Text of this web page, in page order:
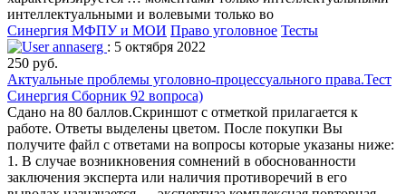
интеллектуальными и волевыми только во
Синергия МФПУ и МОИ Право уголовное Тесты
annaserg : 5 октября 2022
250 руб.
Актуальные проблемы уголовно-процессуального права.Тест
Синергия Сборник 92 вопроса)
Сдано на 80 баллов.Скриншот с отметкой прилагается к
работе. Ответы выделены цветом. После покупки Вы
получите файл с ответами на вопросы которые указаны ниже:
1. В случае возникновения сомнений в обоснованности
заключения эксперта или наличия противоречий в его